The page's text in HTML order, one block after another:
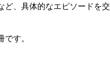
ど、具体的なエピソードを交
す。